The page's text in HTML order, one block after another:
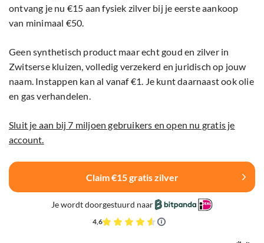
ontvang je nu €15 aan fysiek zilver bij je eerste aankoop
van minimaal €50.
Geen synthetisch product maar echt goud en zilver in
Zwitserse kluizen, volledig verzekerd en juridisch op jouw
naam. Instappen kan al vanaf €1. Je kunt daarnaast ook olie
en gas verhandelen.
Sluit je aan bij 7 miljoen gebruikers en open nu gratis je
account.
Claim €15 gratis zilver
Je wordt doorgestuurd naar
4,6